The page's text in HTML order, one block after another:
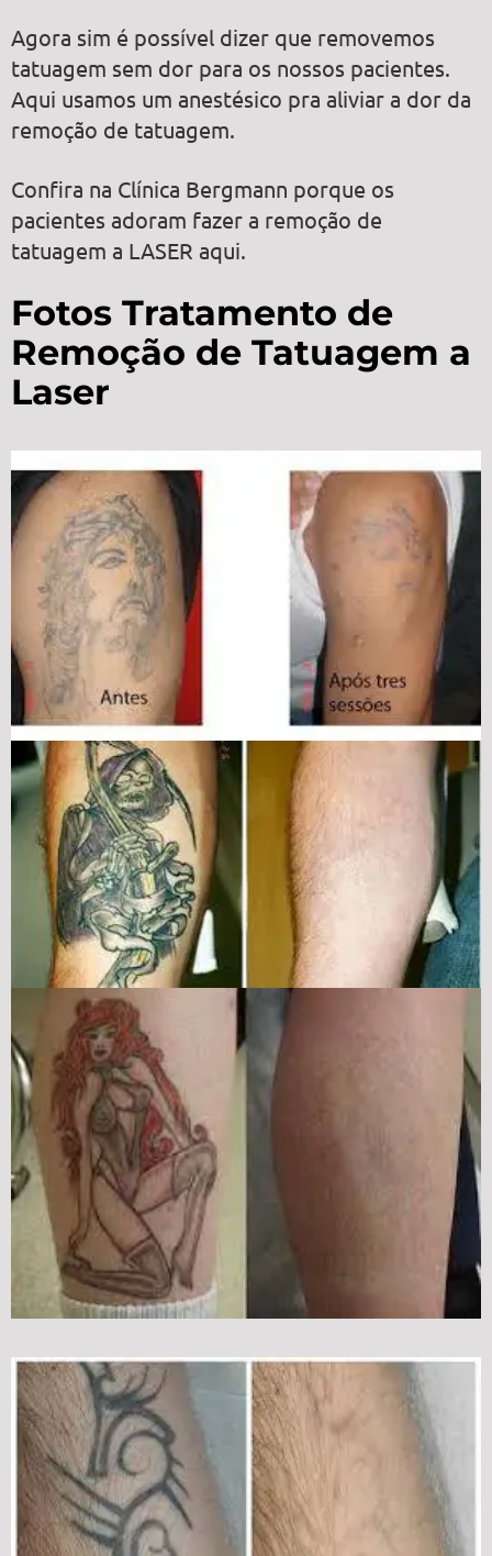
Agora sim é possível dizer que removemos
tatuagem sem dor para os nossos pacientes.
Aqui usamos um anestésico pra aliviar a dor da
remoção de tatuagem.
Confira na Clínica Bergmann porque os
pacientes adoram fazer a remoção de
tatuagem a LASER aqui.
Fotos Tratamento de
Remoção de Tatuagem a
Laser